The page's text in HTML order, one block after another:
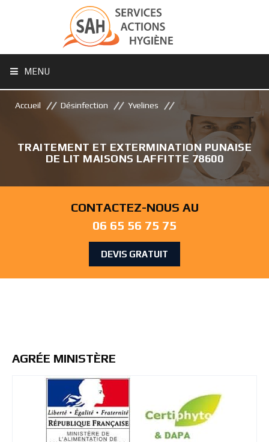
MENU
Accueil Désinfection Yvelines
TRAITEMENT ET EXTERMINATION PUNAISE
DE LIT MAISONS LAFFITTE 78600
CONTACTEZ-NOUS AU
06 65 56 75 75
DEVIS GRATUIT
AGRÉE MINISTÈRE